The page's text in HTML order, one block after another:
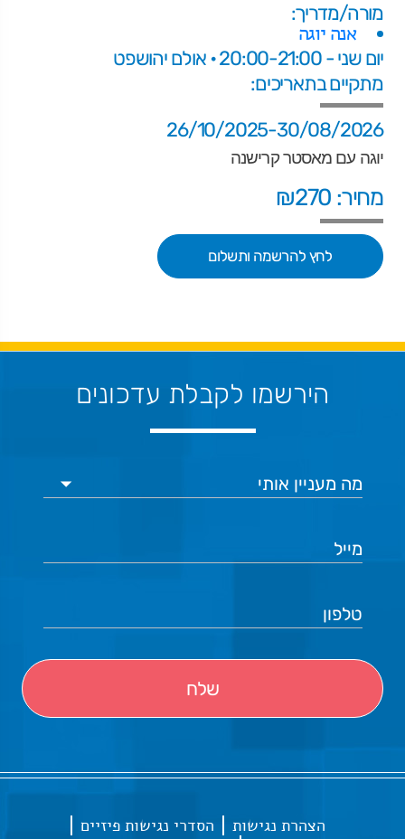
מורה/מדריך:
אנה יוגה
יום שני - 20:00-21:00 • אולם יהושפט
מתקיים בתאריכים:
26/10/2025-30/08/2026
יוגה עם מאסטר קרישנה
מחיר: ₪270
לחץ להרשמה ותשלום
הירשמו לקבלת עדכונים
הצהרת נגישות
הסדרי נגישות פיזיים